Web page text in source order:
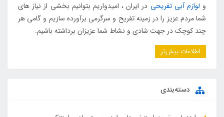
و لوازم آبی تفریحی در ایران ، امیدواریم بتوانیم بخشی از نیاز های
شما مردم عزیز را در زمینه تفریح و سرگرمی برآورده سازیم و گامی هر
چند کوچک در جهت شادی و نشاط شما عزیزان برداشته باشیم.
اطلاعات بیش‌تر
دسته‌بندی